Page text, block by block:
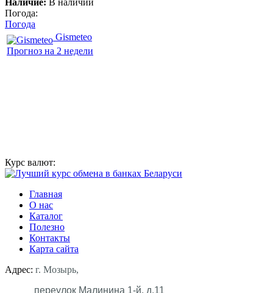
Погода:
Погода
Gismeteo
Прогноз на 2 недели
Курс валют:
Главная
О нас
Каталог
Полезно
Контакты
Карта сайта
Адрес: г. Мозырь,
переулок Малинина 1-й, д.11